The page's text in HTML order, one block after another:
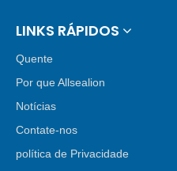
LINKS RÁPIDOS
Quente
Por que Allsealion
Notícias
Contate-nos
política de Privacidade